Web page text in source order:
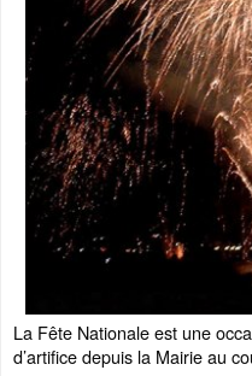
La Fête Nationale est une
d’artifice depuis la Mairie au